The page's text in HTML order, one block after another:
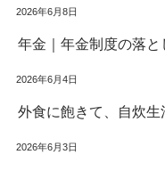
2026年6月8日
年金｜年金制度の落と
2026年6月4日
外食に飽きて、自炊
2026年6月3日